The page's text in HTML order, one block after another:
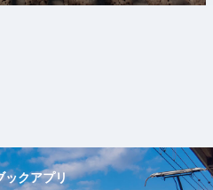
ックアプリ